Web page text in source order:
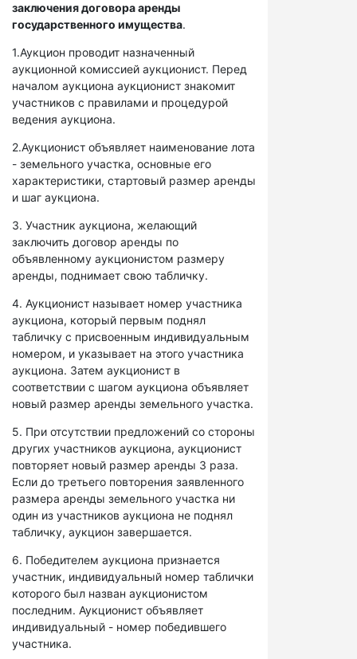
заключения договора аренды
государственного имущества.
1.Аукцион проводит назначенный
аукционной комиссией аукционист. Перед
началом аукциона аукционист знакомит
участников с правилами и процедурой
ведения аукциона.
2.Аукционист объявляет наименование лота
- земельного участка, основные его
характеристики, стартовый размер аренды
и шаг аукциона.
3. Участник аукциона, желающий
заключить договор аренды по
объявленному аукционистом размеру
аренды, поднимает свою табличку.
4. Аукционист называет номер участника
аукциона, который первым поднял
табличку с присвоенным индивидуальным
номером, и указывает на этого участника
аукциона. Затем аукционист в
соответствии с шагом аукциона объявляет
новый размер аренды земельного участка.
5. При отсутствии предложений со стороны
других участников аукциона, аукционист
повторяет новый размер аренды 3 раза.
Если до третьего повторения заявленного
размера аренды земельного участка ни
один из участников аукциона не поднял
табличку, аукцион завершается.
6. Победителем аукциона признается
участник, индивидуальный номер таблички
которого был назван аукционистом
последним. Аукционист объявляет
индивидуальный - номер победившего
участника.